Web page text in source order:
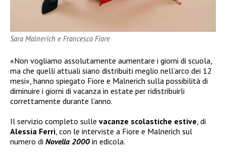
Sara Malnerich e Francesca Fiore
«Non vogliamo assolutamente aumentare i giorni di scuola,
ma che quelli attuali siano distribuiti meglio nell’arco dei 12
mesi», hanno spiegato Fiore e Malnerich sulla possibilità di
diminuire i giorni di vacanza in estate per ridistribuirli
correttamente durante l’anno.
Il servizio completo sulle vacanze scolastiche estive , di
Alessia Ferri , con le interviste a Fiore e Malnerich sul
numero di Novella 2000 in edicola.